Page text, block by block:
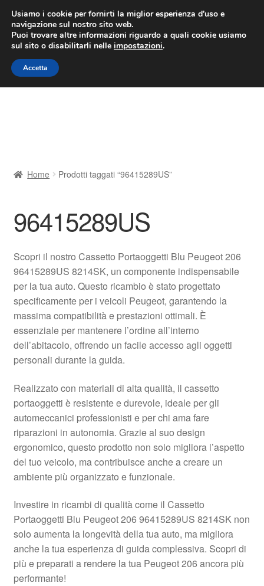
CONSEGNA da 7 EUR
Lun-Ven 9:00 - 16:00/800 580 290
Vai
alla
navigazione
Vai
al
contenuto
Contatto
Il mio account
Pagamenti
Politica sulla riservatezza
Procedura di Reclamo
Rimostranza
Spedizione in tutto il mondo
Termini e condizioni
Home Prodotti taggati “96415289US”
96415289US
Scopri il nostro Cassetto Portaoggetti Blu Peugeot 206
96415289US 8214SK, un componente indispensabile
per la tua auto. Questo ricambio è stato progettato
specificamente per i veicoli Peugeot, garantendo la
massima compatibilità e prestazioni ottimali. È
essenziale per mantenere l’ordine all’interno
dell’abitacolo, offrendo un facile accesso agli oggetti
personali durante la guida.
Realizzato con materiali di alta qualità, il cassetto
portaoggetti è resistente e durevole, ideale per gli
automeccanici professionisti e per chi ama fare
riparazioni in autonomia. Grazie al suo design
ergonomico, questo prodotto non solo migliora l’aspetto
del tuo veicolo, ma contribuisce anche a creare un
ambiente più organizzato e funzionale.
Investire in ricambi di qualità come il Cassetto
Portaoggetti Blu Peugeot 206 96415289US 8214SK non
solo aumenta la longevità della tua auto, ma migliora
anche la tua esperienza di guida complessiva. Scopri di
più e preparati a rendere la tua Peugeot 206 ancora più
performante!
Usiamo i cookie per fornirti la miglior esperienza d'uso e
navigazione sul nostro sito web.
Puoi trovare altre informazioni riguardo a quali cookie usiamo
sul sito o disabilitarli nelle impostazioni.
Accetta